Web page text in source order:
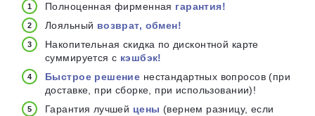
Полноценная фирменная гарантия!
Лояльный возврат, обмен!
Накопительная скидка по дисконтной карте
суммируется с кэшбэк!
Быстрое решение нестандартных вопросов (при
доставке, при сборке, при использовании)!
Гарантия лучшей цены (вернем разницу, если